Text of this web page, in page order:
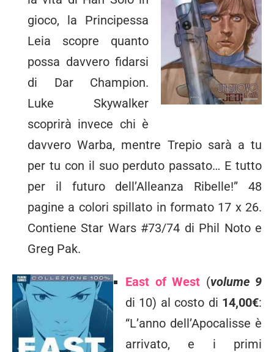
gioco, la Principessa
Leia scopre quanto
possa davvero fidarsi
di Dar Champion.
Luke Skywalker
scoprirà invece chi è
davvero Warba, mentre Trepio sarà a tu
per tu con il suo perduto passato… E tutto
per il futuro dell’Alleanza Ribelle!” 48
pagine a colori spillato in formato 17 x 26.
Contiene Star Wars #73/74 di Phil Noto e
Greg Pak.
East of West (volume 9
di 10) al costo di 14,00€:
“L’anno dell’Apocalisse è
arrivato, e i primi